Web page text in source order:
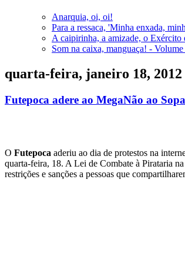
Anarquia, oi, oi!
Para a ressaca, 'Minha enxada,
A caipirinha, a amizade, o Exército
Som na caixa, manguaça! - Volume
quarta-feira, janeiro 18, 2012
Futepoca adere ao MegaNão ao Sopa
O Futepoca aderiu ao dia de protestos na
quarta-feira, 18. A Lei de Combate à Pirataria
restrições e sanções a pessoas que